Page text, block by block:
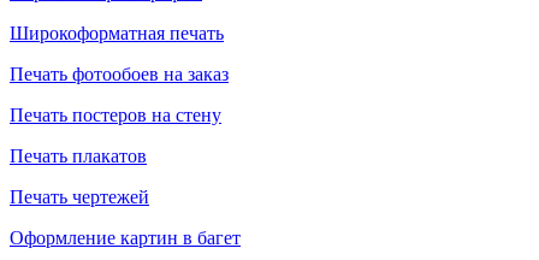
Широкоформатная печать
Печать фотообоев на заказ
Печать постеров на стену
Печать плакатов
Печать чертежей
Оформление картин в багет